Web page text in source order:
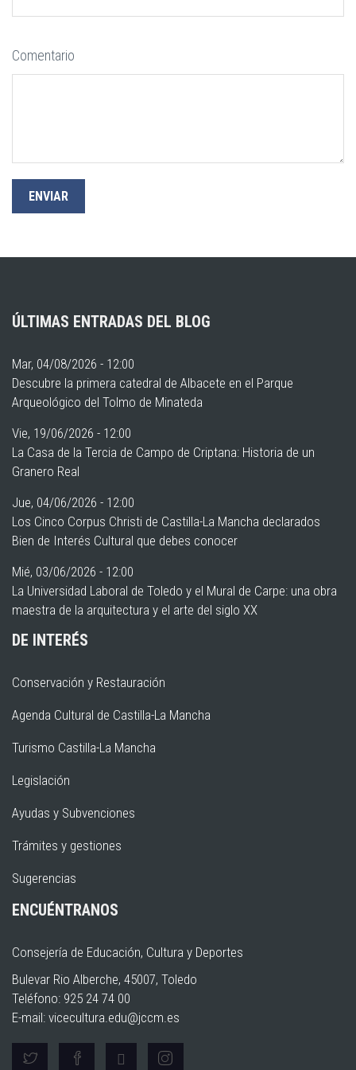
Comentario
ÚLTIMAS ENTRADAS DEL BLOG
Mar, 04/08/2026 - 12:00
Descubre la primera catedral de Albacete en el Parque
Arqueológico del Tolmo de Minateda
Vie, 19/06/2026 - 12:00
La Casa de la Tercia de Campo de Criptana: Historia de un
Granero Real
Jue, 04/06/2026 - 12:00
Los Cinco Corpus Christi de Castilla-La Mancha declarados
Bien de Interés Cultural que debes conocer
Mié, 03/06/2026 - 12:00
La Universidad Laboral de Toledo y el Mural de Carpe: una obra
maestra de la arquitectura y el arte del siglo XX
DE INTERÉS
Conservación y Restauración
Agenda Cultural de Castilla-La Mancha
Turismo Castilla-La Mancha
Legislación
Ayudas y Subvenciones
Trámites y gestiones
Sugerencias
ENCUÉNTRANOS
Consejería de Educación, Cultura y Deportes
Bulevar Rio Alberche, 45007, Toledo
Teléfono: 925 24 74 00
E-mail: vicecultura.edu@jccm.es